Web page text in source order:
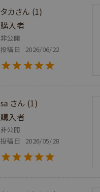
タカ
1
購入者
非公開
投稿日
2026/06/22
sa
1
購入者
非公開
投稿日
2026/05/28